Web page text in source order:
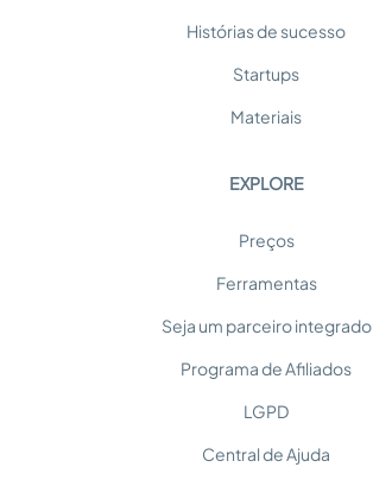
Histórias de sucesso
Startups
Materiais
EXPLORE
Preços
Ferramentas
Seja um parceiro integrado
Programa de Afiliados
LGPD
Central de Ajuda